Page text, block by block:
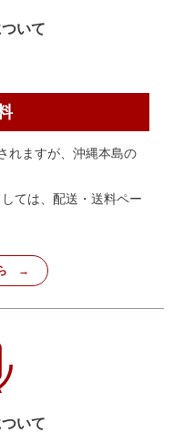
いて
れますが、沖縄本島の
ては、配送・送料ペー
いて